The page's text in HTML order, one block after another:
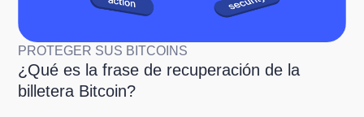
PROTEGER SUS BITCOINS
¿Qué es la frase de recuperación de la
billetera Bitcoin?